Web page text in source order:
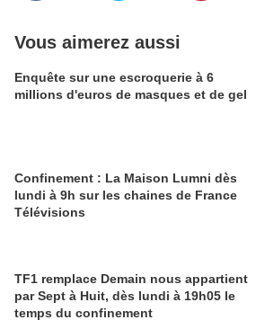
Vous aimerez aussi
Enquête sur une escroquerie à 6
millions d'euros de masques et de gel
Confinement : La Maison Lumni dès
lundi à 9h sur les chaines de France
Télévisions
TF1 remplace Demain nous appartient
par Sept à Huit, dès lundi à 19h05 le
temps du confinement